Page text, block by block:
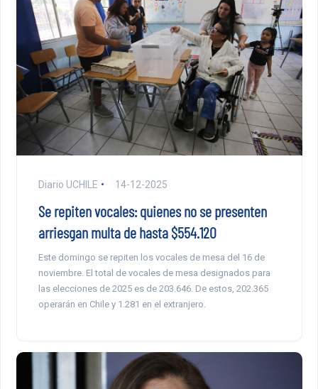
Diario UCHILE 14-12-2025
Se repiten vocales: quienes no se presenten
arriesgan multa de hasta $554.120
Este domingo se repiten los vocales de mesa del 16 de
noviembre. El total de vocales de mesa designados para
las elecciones de 2025 es de 203.646. De estos, 202.365
operarán en Chile y 1.281 en el extranjero.